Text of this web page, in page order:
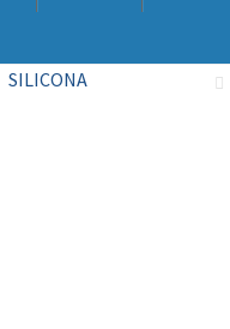
SILICONA